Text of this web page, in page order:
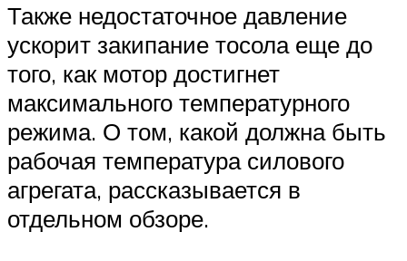
Также недостаточное давление
ускорит закипание тосола еще до
того, как мотор достигнет
максимального температурного
режима. О том, какой должна быть
рабочая температура силового
агрегата, рассказывается в
отдельном обзоре.